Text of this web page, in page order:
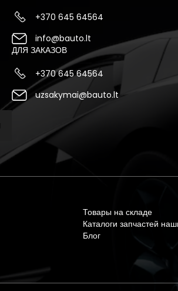
+370 645 64564
info@bauto.lt
ДЛЯ ЗАКАЗОВ
+370 645 64564
uzsakymai@bauto.lt
Товары на складе
Каталоги запчастей
Блог